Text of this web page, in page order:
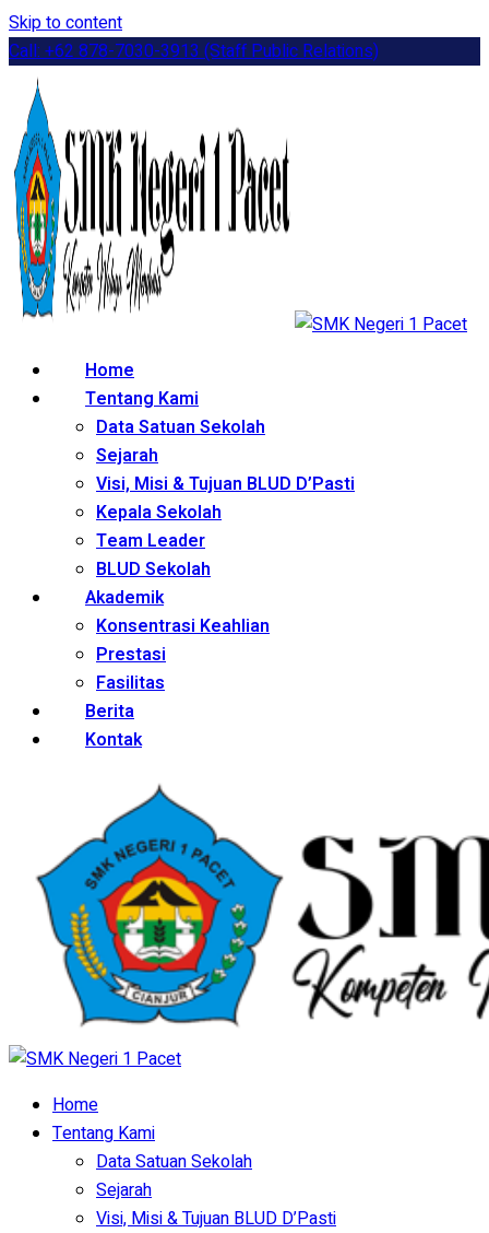
Skip to content
Call: +62 878-7030-3913 (Staff Public Relations)
Home
Tentang Kami
Data Satuan Sekolah
Sejarah
Visi, Misi & Tujuan BLUD D’Pasti
Kepala Sekolah
Team Leader
BLUD Sekolah
Akademik
Konsentrasi Keahlian
Prestasi
Fasilitas
Berita
Kontak
Home
Tentang Kami
Data Satuan Sekolah
Sejarah
Visi, Misi & Tujuan BLUD D’Pasti